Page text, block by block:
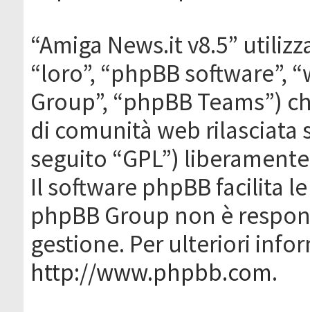
“Amiga News.it v8.5”
“loro”, “phpBB software”,
Group”, “phpBB Teams”)
di comunità web rilasciata
seguito “GPL”)
Il software phpBB facilita
phpBB Group non è
gestione. Per ulteriori
http://www.phpbb.com.